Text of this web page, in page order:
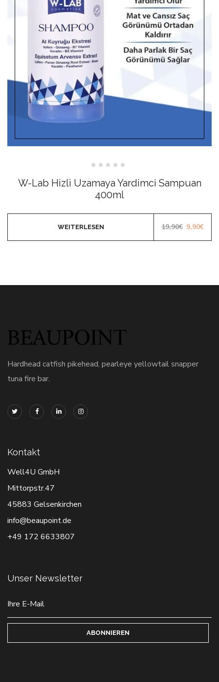
0
von
W-Lab Hizli Uzamaya Yardimci Sampuan
400ml
19,90€ 9,90€
WEITERLESEN
Hardhead catfish pikehead, pearleye yellowtail snapper
tuna fire bar.
Kontakt
Well4U GmbH
Mittorpstr.47
45883 Gelsenkirchen
info@beaupoint.de
+49 172 6633807
Unser Newsletter
ABONNIEREN